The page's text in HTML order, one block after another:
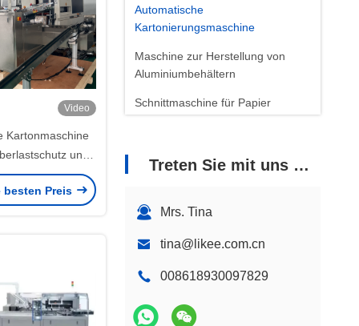
Automatische
Kartonierungsmaschine
Maschine zur Herstellung von
Aluminiumbehältern
Schnittmaschine für Papier
Aluminiumfolie-
Boxenherstellungsmaschine
Produktionslinie für Folienbehälter
Maschine zum Schlagen von
Treten Sie mit uns in Verbindung
Mrs. Tina
tina@likee.com.cn
008618930097829
Video
Kartonmaschine
und
besten Preis